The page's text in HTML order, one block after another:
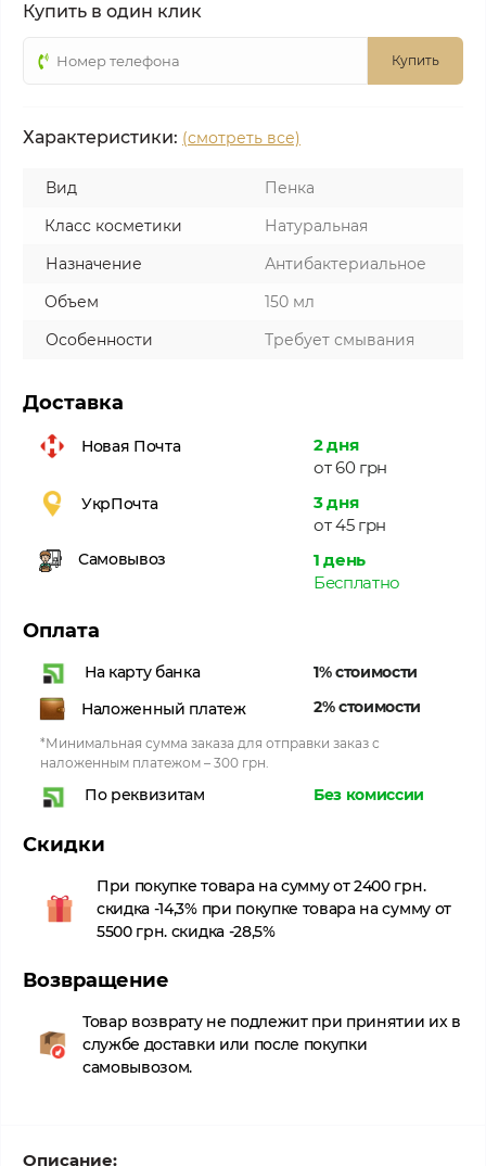
Купить в один клик
Купить
Характеристики: (смотреть все)
Вид
Пенка
Класс косметики
Натуральная
Назначение
Антибактериальное
Объем
150 мл
Особенности
Требует смывания
Доставка
Новая Почта
2 дня
от 60 грн
УкрПочта
3 дня
от 45 грн
Самовывоз
1 день
Бесплатно
Оплата
На карту банка
1% стоимости
Наложенный платеж
2% стоимости
*Минимальная сумма заказа для отправки заказ с
наложенным платежом – 300 грн.
По реквизитам Без комиссии
Скидки
При покупке товара на сумму от 2400 грн.
скидка -14,3% при покупке товара на сумму от
5500 грн. скидка -28,5%
Возвращение
Товар возврату не подлежит при принятии их в
службе доставки или после покупки
самовывозом.
Описание: